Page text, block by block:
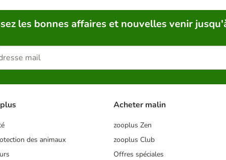
les bonnes affaires et nouvelles venir
des animaux
Acheter malin
zooplus Zen
zooplus Club
Offres spéciales